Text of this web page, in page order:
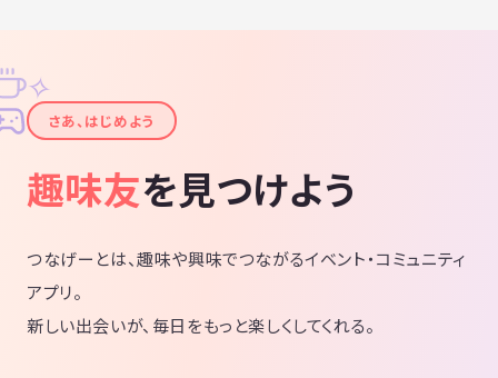
✦
✧
さあ、はじめよう
趣味友を見つけよう
つなげーとは、趣味や興味でつながるイベント・コミュニティ
アプリ。
新しい出会いが、毎日をもっと楽しくしてくれる。